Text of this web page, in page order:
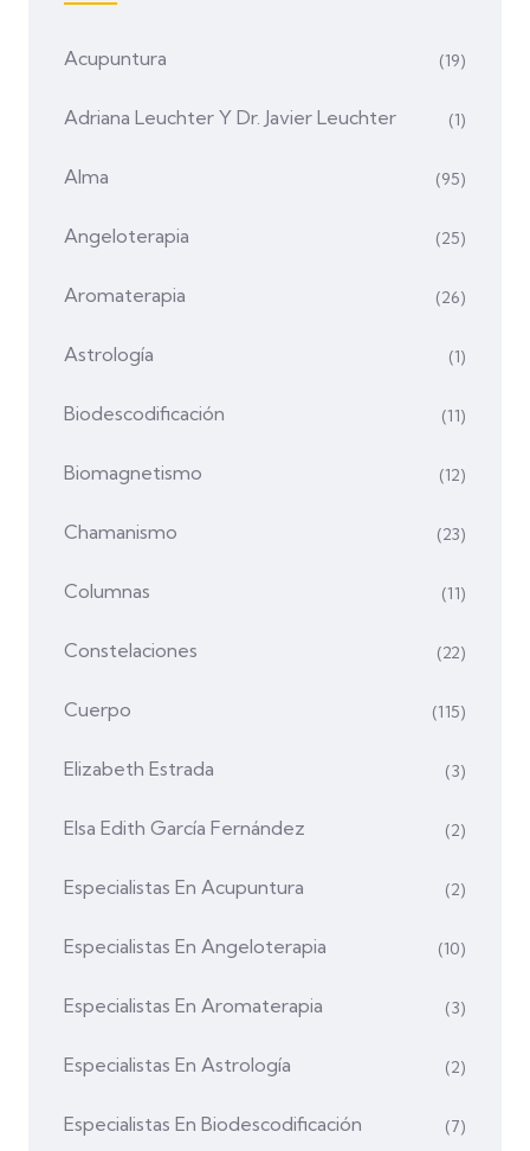
Acupuntura (19)
Adriana Leuchter Y Dr. Javier Leuchter (1)
Alma (95)
Angeloterapia (25)
Aromaterapia (26)
Astrología (1)
Biodescodificación (11)
Biomagnetismo (12)
Chamanismo (23)
Columnas (11)
Constelaciones (22)
Cuerpo (115)
Elizabeth Estrada (3)
Elsa Edith García Fernández (2)
Especialistas En Acupuntura (2)
Especialistas En Angeloterapia (10)
Especialistas En Aromaterapia (3)
Especialistas En Astrología (2)
Especialistas En Biodescodificación (7)